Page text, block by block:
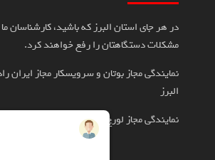
در هر جای استان البرز که باشید، کارشناسان
مشکلات دستگاهتان را رفع خواهند کرد.
نمایندگی مجاز بوتان و سرویسکار مجاز ایران
البرز
نمایندگی مجاز لورچ، بوش، بیتا در کرج